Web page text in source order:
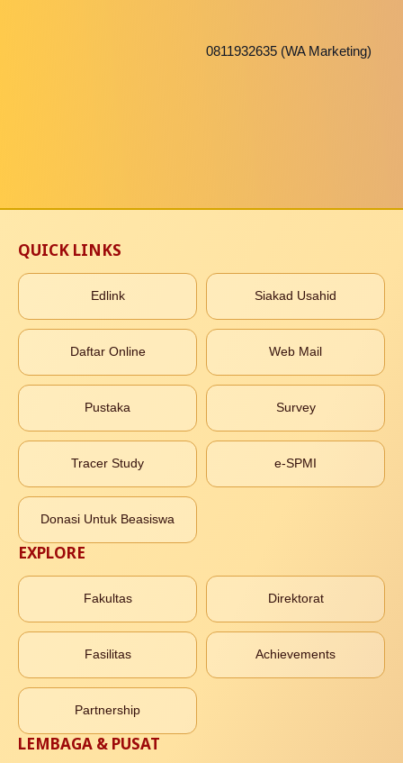
0811932635 (WA Marketing)
QUICK LINKS
Edlink Siakad Usahid
Daftar Online Web Mail
Pustaka Survey
Tracer Study e-SPMI
Donasi Untuk Beasiswa
EXPLORE
Fakultas Direktorat
Fasilitas Achievements
Partnership
LEMBAGA & PUSAT